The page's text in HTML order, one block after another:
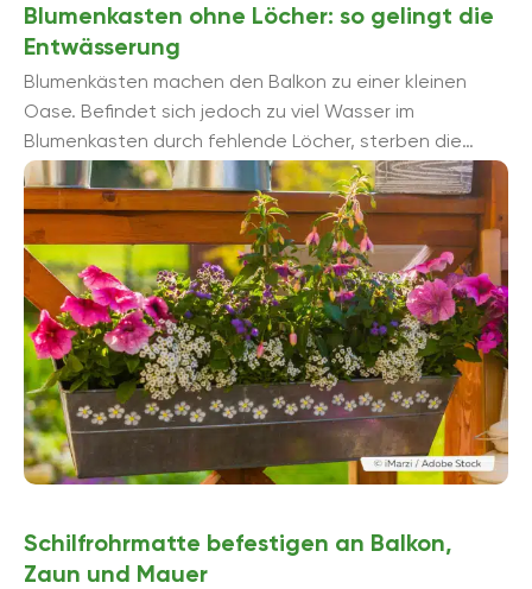
Blumenkasten ohne Löcher: so gelingt die
Entwässerung
Blumenkästen machen den Balkon zu einer kleinen
Oase. Befindet sich jedoch zu viel Wasser im
Blumenkasten durch fehlende Löcher, sterben die
Pflanzen ab. Daher sollten Sie auf eine ...
Schilfrohrmatte befestigen an Balkon,
Zaun und Mauer